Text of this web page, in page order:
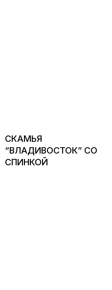
СКАМЬЯ
“ВЛАДИВОСТОК” СО
СПИНКОЙ